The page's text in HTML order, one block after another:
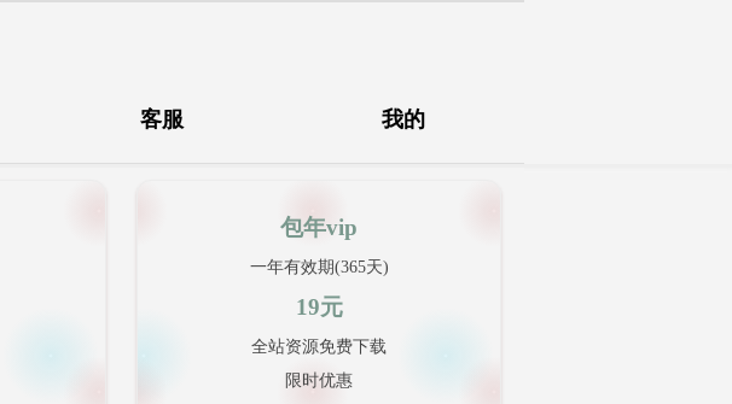
客服 我的
包年vip
一年有效期(365天)
19元
全站资源免费下载
限时优惠